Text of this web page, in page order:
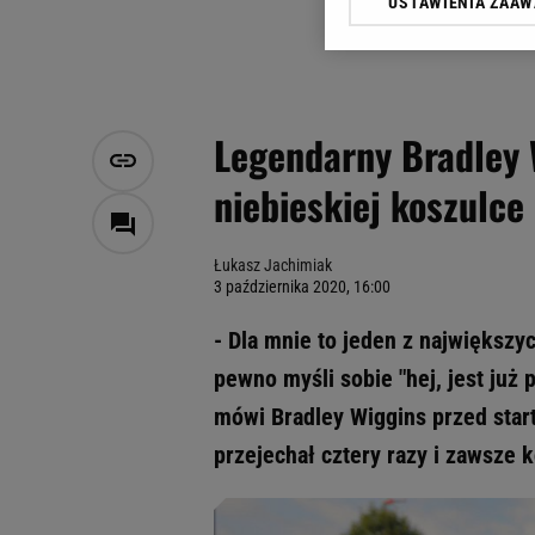
Legendarny Bradley
niebieskiej koszulce
Łukasz Jachimiak
3 października 2020, 16:00
- Dla mnie to jeden z
pewno myśli sobie "hej, jest już
mówi Bradley Wiggins przed
przejechał cztery razy i zawsze
Klikając „Akceptuję”
Zaufanych Partnerów i
My, nasi Zaufani
Użycie dokładnych
Przechowywanie